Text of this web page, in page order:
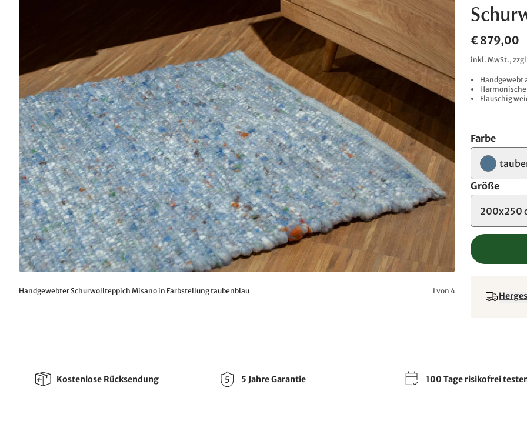
Handgewebter Schurwollteppich Misano in Farbstellung taubenblau 1 von 4
€ 879,00
inkl. MwSt.,
Handgewebt
Flauschig
Farbe
Größe
200x250
Kostenlose Rücksendung 5 Jahre Garantie 100 Tage risikofrei